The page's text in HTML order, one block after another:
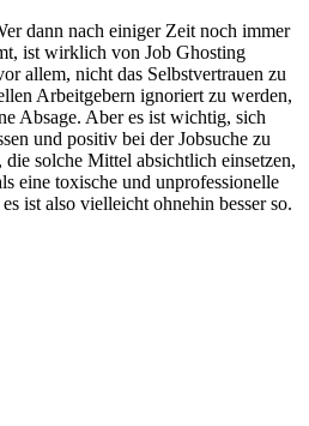
dann nach einiger Zeit noch immer
ist wirklich von Job Ghosting
allem, nicht das Selbstvertrauen zu
Arbeitgebern ignoriert zu werden,
Absage. Aber es ist wichtig, sich
und positiv bei der Jobsuche zu
solche Mittel absichtlich einsetzen,
eine toxische und unprofessionelle
ist also vielleicht ohnehin besser so.